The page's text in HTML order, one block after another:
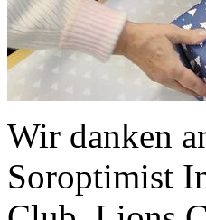
Wir danken
Soroptimist